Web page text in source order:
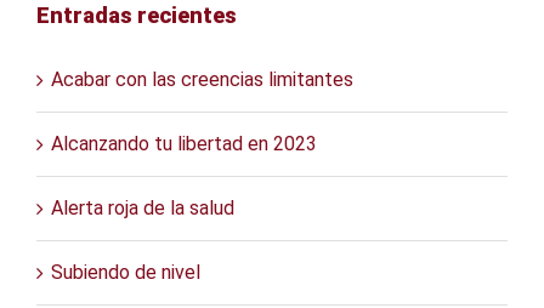
Entradas recientes
Acabar con las creencias limitantes
Alcanzando tu libertad en 2023
Alerta roja de la salud
Subiendo de nivel